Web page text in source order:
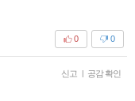
0
0
신고 | 공감 확인